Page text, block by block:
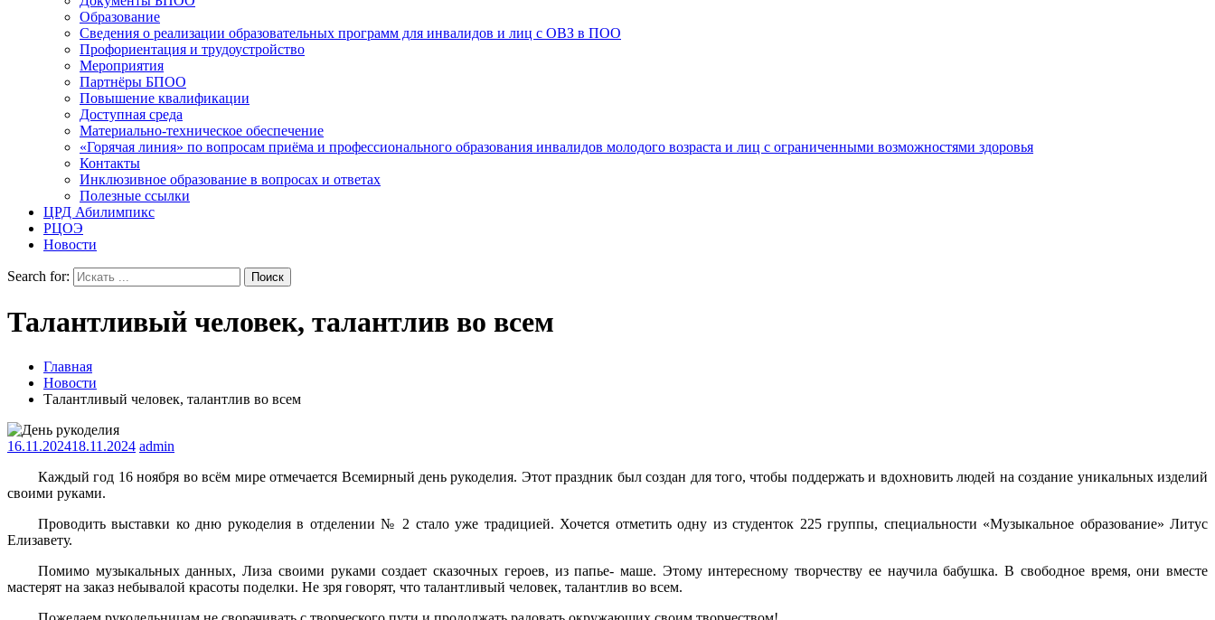
Образование
Сведения о реализации образовательных программ для инвалидов и лиц с ОВЗ в ПОО
Профориентация и трудоустройство
Мероприятия
Партнёры БПОО
Повышение квалификации
Доступная среда
Материально-техническое обеспечение
«Горячая линия» по вопросам приёма и профессионального образования инвалидов молодого возраста и лиц с ограниченными возможностями здоровья
Контакты
Инклюзивное образование в вопросах и ответах
Полезные ссылки
ЦРД Абилимпикс
РЦОЭ
Новости
Search for:
Талантливый человек, талантлив во всем
Главная
Новости
Талантливый человек, талантлив во всем
16.11.202418.11.2024 admin
Каждый год 16 ноября во всём мире отмечается Всемирный день рукоделия. Этот праздник был создан для того, чтобы поддержать и вдохновить людей на создание уникальных изделий
своими руками.
Проводить выставки ко дню рукоделия в отделении № 2 стало уже традицией. Хочется отметить одну из студенток 225 группы, специальности «Музыкальное образование» Литус
Елизавету.
Помимо музыкальных данных, Лиза своими руками создает сказочных героев, из папье- маше. Этому интересному творчеству ее научила бабушка. В свободное время, они вместе
мастерят на заказ небывалой красоты поделки. Не зря говорят, что талантливый человек, талантлив во всем.